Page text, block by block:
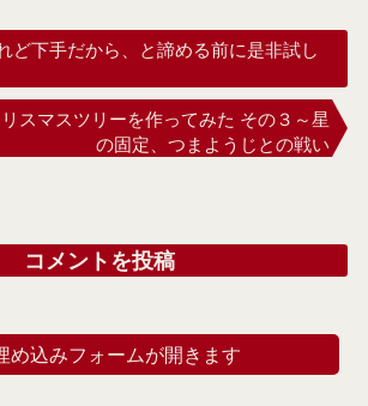
ど下手だから、と諦める前に是非試し
スマスツリーを作ってみた その３～星
の固定、つまようじとの戦い
コメントを投稿
め込みフォームが開きます